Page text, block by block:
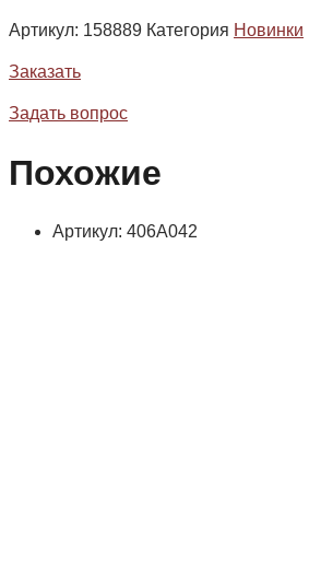
Артикул: 158889 Категория Новинки
Заказать
Задать вопрос
Похожие
Артикул: 406А042